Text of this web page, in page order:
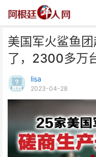
美国军火鲨鱼
了，2300多万
lisa
2023-04-28
美国军火鲨鱼团赴
笑了，2300多万